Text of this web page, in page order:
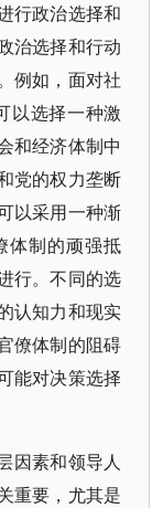
行政治选择和
治选择和行动
例如，面对社
以选择一种激
和经济体制中
党的权力垄断
以采用一种渐
体制的顽强抵
行。不同的选
认知力和现实
僚体制的阻碍
能对决策选择
因素和领导人
重要，尤其是